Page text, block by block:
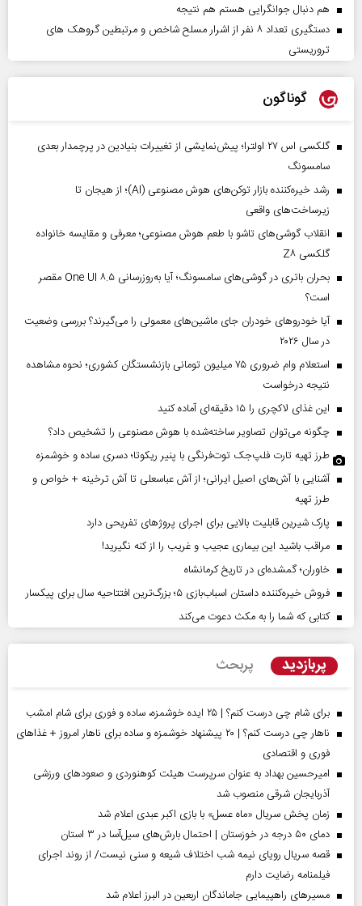
هم دنبال جوانگرایی هستم هم نتیجه
دستگیری تعداد ۸ نفر از اشرار مسلح شاخص و مرتبطین گروهک های
تروریستی
گوناگون
گلکسی اس ۲۷ اولترا؛ پیش‌نمایشی از تغییرات بنیادین در پرچمدار بعدی
سامسونگ
رشد خیره‌کننده بازار توکن‌های هوش مصنوعی (AI)؛ از هیجان تا
زیرساخت‌های واقعی
انقلاب گوشی‌های تاشو‌ با طعم هوش مصنوعی؛ معرفی و مقایسه خانواده
گلکسی Z۸
بحران باتری در گوشی‌های سامسونگ؛ آیا به‌روزرسانی One UI ۸.۵ مقصر
است؟
آیا خودروهای خودران جای ماشین‌های معمولی را می‌گیرند؟ بررسی وضعیت
در سال ۲۰۲۶
استعلام وام ضروری ۷۵ میلیون تومانی بازنشستگان کشوری؛ نحوه مشاهده
نتیجه درخواست
این غذای لاکچری را ۱۵ دقیقه‌ای آماده کنید
چگونه می‌توان تصاویر ساخته‌شده با هوش مصنوعی را تشخیص داد؟
طرز تهیه تارت فلپ‌جک توت‌فرنگی با پنیر ریکوتا؛ دسری ساده و خوشمزه
آشنایی با آش‌های اصیل ایرانی؛ از آش عباسعلی تا آش ترخینه + خواص و
طرز تهیه
پارک شیرین قابلیت‌ بالایی برای اجرای پروژهای تفریحی دارد
مراقب باشید این بیماری عجیب و غریب را از کنه نگیرید!
خاوران؛ گمشده‌ای در تاریخ کرمانشاه
فروش خیره‌کننده داستان اسباب‌بازی ۵؛ بزرگ‌ترین افتتاحیه سال برای پیکسار
کتابی که شما را به مکث دعوت می‌کند
پربازدید پربحث
برای شام چی درست کنم؟ | ۲۵ ایده خوشمزه، ساده و فوری برای شام امشب
ناهار چی درست کنم؟ | ۲۰ پیشنهاد خوشمزه و ساده برای ناهار امروز + غذاهای
فوری و اقتصادی
امیرحسین بهداد به عنوان سرپرست هیئت کوهنوردی و صعودهای ورزشی
آذربایجان شرقی منصوب شد
زمان پخش سریال «ماه عسل» با بازی اکبر عبدی اعلام شد
دمای ۵۰ درجه در خوزستان | احتمال بارش‌های سیل‌آسا در ۳ استان
قصه سریال رویای نیمه شب اختلاف شیعه و سنی نیست/ از روند اجرای
فیلمنامه رضایت دارم
مسیر‌های راهپیمایی جاماندگان اربعین در البرز اعلام شد